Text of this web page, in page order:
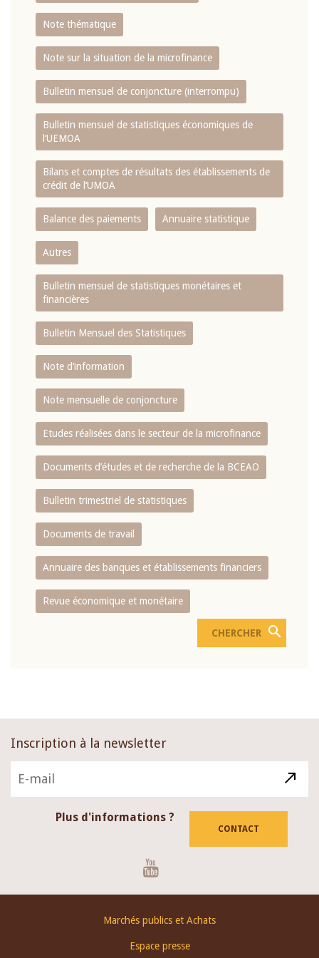
Note thématique
Note sur la situation de la microfinance
Bulletin mensuel de conjoncture (interrompu)
Bulletin mensuel de statistiques économiques de
l‘UEMOA
Bilans et comptes de résultats des établissements de
crédit de l‘UMOA
Balance des paiements Annuaire statistique
Autres
Bulletin mensuel de statistiques monétaires et
financières
Bulletin Mensuel des Statistiques
Note d’information
Note mensuelle de conjoncture
Etudes réalisées dans le secteur de la microfinance
Documents d’études et de recherche de la BCEAO
Bulletin trimestriel de statistiques
Documents de travail
Annuaire des banques et établissements financiers
Revue économique et monétaire
Inscription à la newsletter
Plus d'informations ?
CONTACT
Marchés publics et Achats
Espace presse